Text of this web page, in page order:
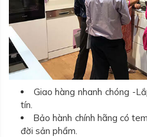
Giao hàng nhanh chóng -
tín.
Bảo hành chính hãng có
đời sản phẩm.